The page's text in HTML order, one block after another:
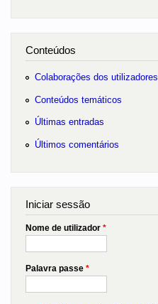
Conteúdos
Colaborações dos utilizadores
Conteúdos temáticos
Últimas entradas
Últimos comentários
Iniciar sessão
Nome de utilizador *
Palavra passe *